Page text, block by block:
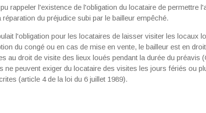
rappeler l'existence de l'obligation du locataire de permettre
du préjudice subi par le bailleur empêché.
l'obligation pour les locataires de laisser visiter les locaux
du congé ou en cas de mise en vente, le bailleur est en
au droit de visite des lieux loués pendant la durée du préavis
ne peuvent exiger du locataire des visites les jours fériés ou
(article 4 de la loi du 6 juillet 1989).